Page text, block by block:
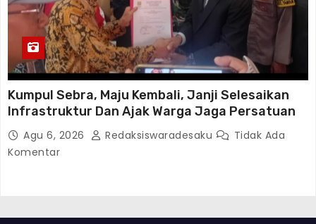
Kumpul Sebra, Maju Kembali, Janji Selesaikan
Infrastruktur Dan Ajak Warga Jaga Persatuan
Agu 6, 2026 Redaksiswaradesaku
Tidak Ada
Komentar